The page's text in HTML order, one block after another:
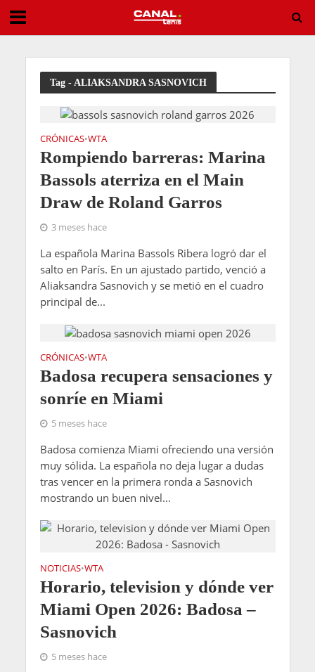
Alexandrova vuelve a ser la pesadilla de Sabalenka y la deja fuera de Toronto
Tag - ALIAKSANDRA SASNOVICH
CRÓNICAS•WTA
Rompiendo barreras: Marina
Bassols aterriza en el Main
Draw de Roland Garros
3 meses hace
La española Marina Bassols Ribera logró dar el
salto en París. En un ajustado partido, venció a
Aliaksandra Sasnovich y se metió en el cuadro
principal de...
CRÓNICAS•WTA
Badosa recupera sensaciones y
sonríe en Miami
5 meses hace
Badosa comienza Miami ofreciendo una versión
muy sólida. La española no deja lugar a dudas
tras vencer en la primera ronda a Sasnovich
mostrando un buen nivel...
NOTICIAS•WTA
Horario, television y dónde ver
Miami Open 2026: Badosa –
Sasnovich
5 meses hace